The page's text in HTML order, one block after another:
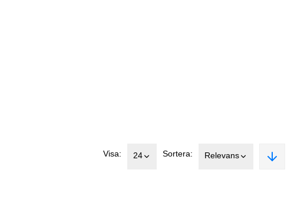
Visa: 24 Sortera: Relevans